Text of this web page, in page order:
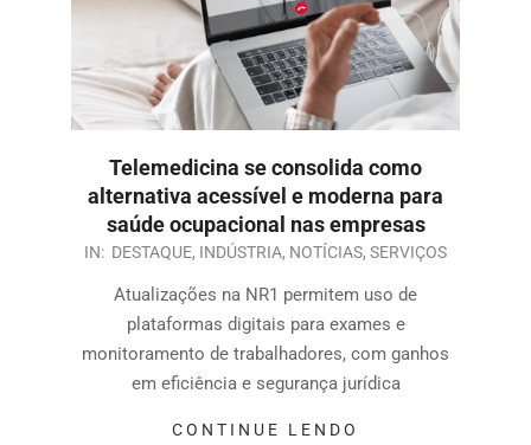
Telemedicina se consolida como
alternativa acessível e moderna para
saúde ocupacional nas empresas
IN: DESTAQUE, INDÚSTRIA, NOTÍCIAS, SERVIÇOS
Atualizações na NR1 permitem uso de
plataformas digitais para exames e
monitoramento de trabalhadores, com ganhos
em eficiência e segurança jurídica
CONTINUE LENDO